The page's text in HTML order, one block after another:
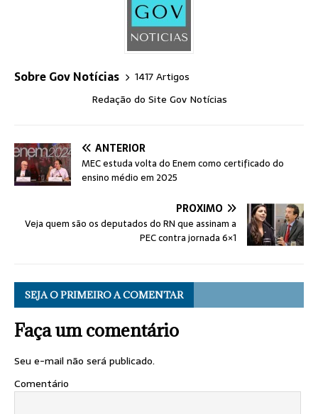
Sobre Gov Notícias
1417 Artigos
Redação do Site Gov Notícias
ANTERIOR
MEC estuda volta do Enem como certificado do
ensino médio em 2025
PRÓXIMO
Veja quem são os deputados do RN que assinam a
PEC contra jornada 6×1
SEJA O PRIMEIRO A COMENTAR
Faça um comentário
Seu e-mail não será publicado.
Comentário